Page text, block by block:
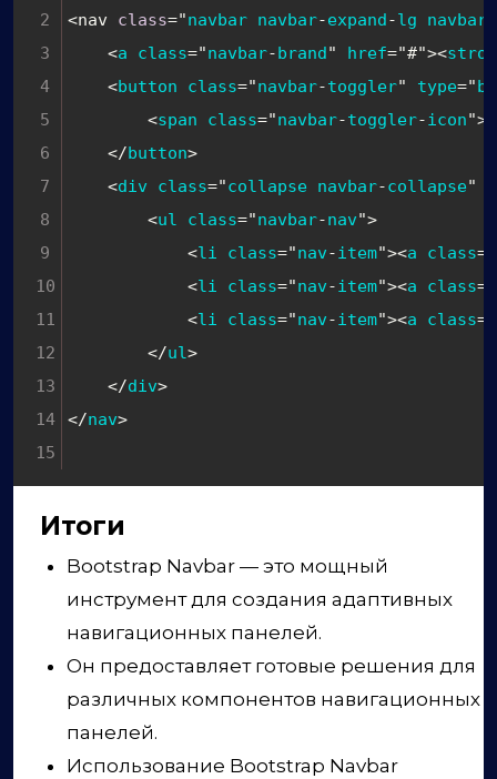
<nav class="navbar navbar-expand-lg navbar
    <
a class="navbar-brand" href="#"><
    <
button class="navbar-toggler" type="
        <
span class="navbar-toggler-icon
    </
button>
    <
div class="collapse navbar-collapse"
        <
ul class="navbar-nav">
            <
li class="nav-item"><a class="
            <
li class="nav-item"><a class="
            <
li class="nav-item"><a class="
        </
ul>
    </
div>
</nav>
Итоги
Bootstrap Navbar — это мощный
инструмент для создания адаптивных
навигационных панелей.
Он предоставляет готовые решения для
различных компонентов навигационных
панелей.
Использование Bootstrap Navbar